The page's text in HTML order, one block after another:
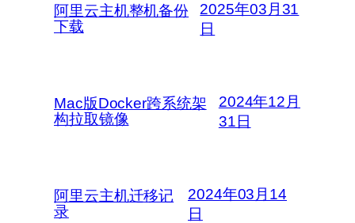
阿里云主机整机备份
下载
2025年03月31
日
Mac版Docker跨系统架
构拉取镜像
2024年12月
31日
阿里云主机迁移记
录
2024年03月14
日